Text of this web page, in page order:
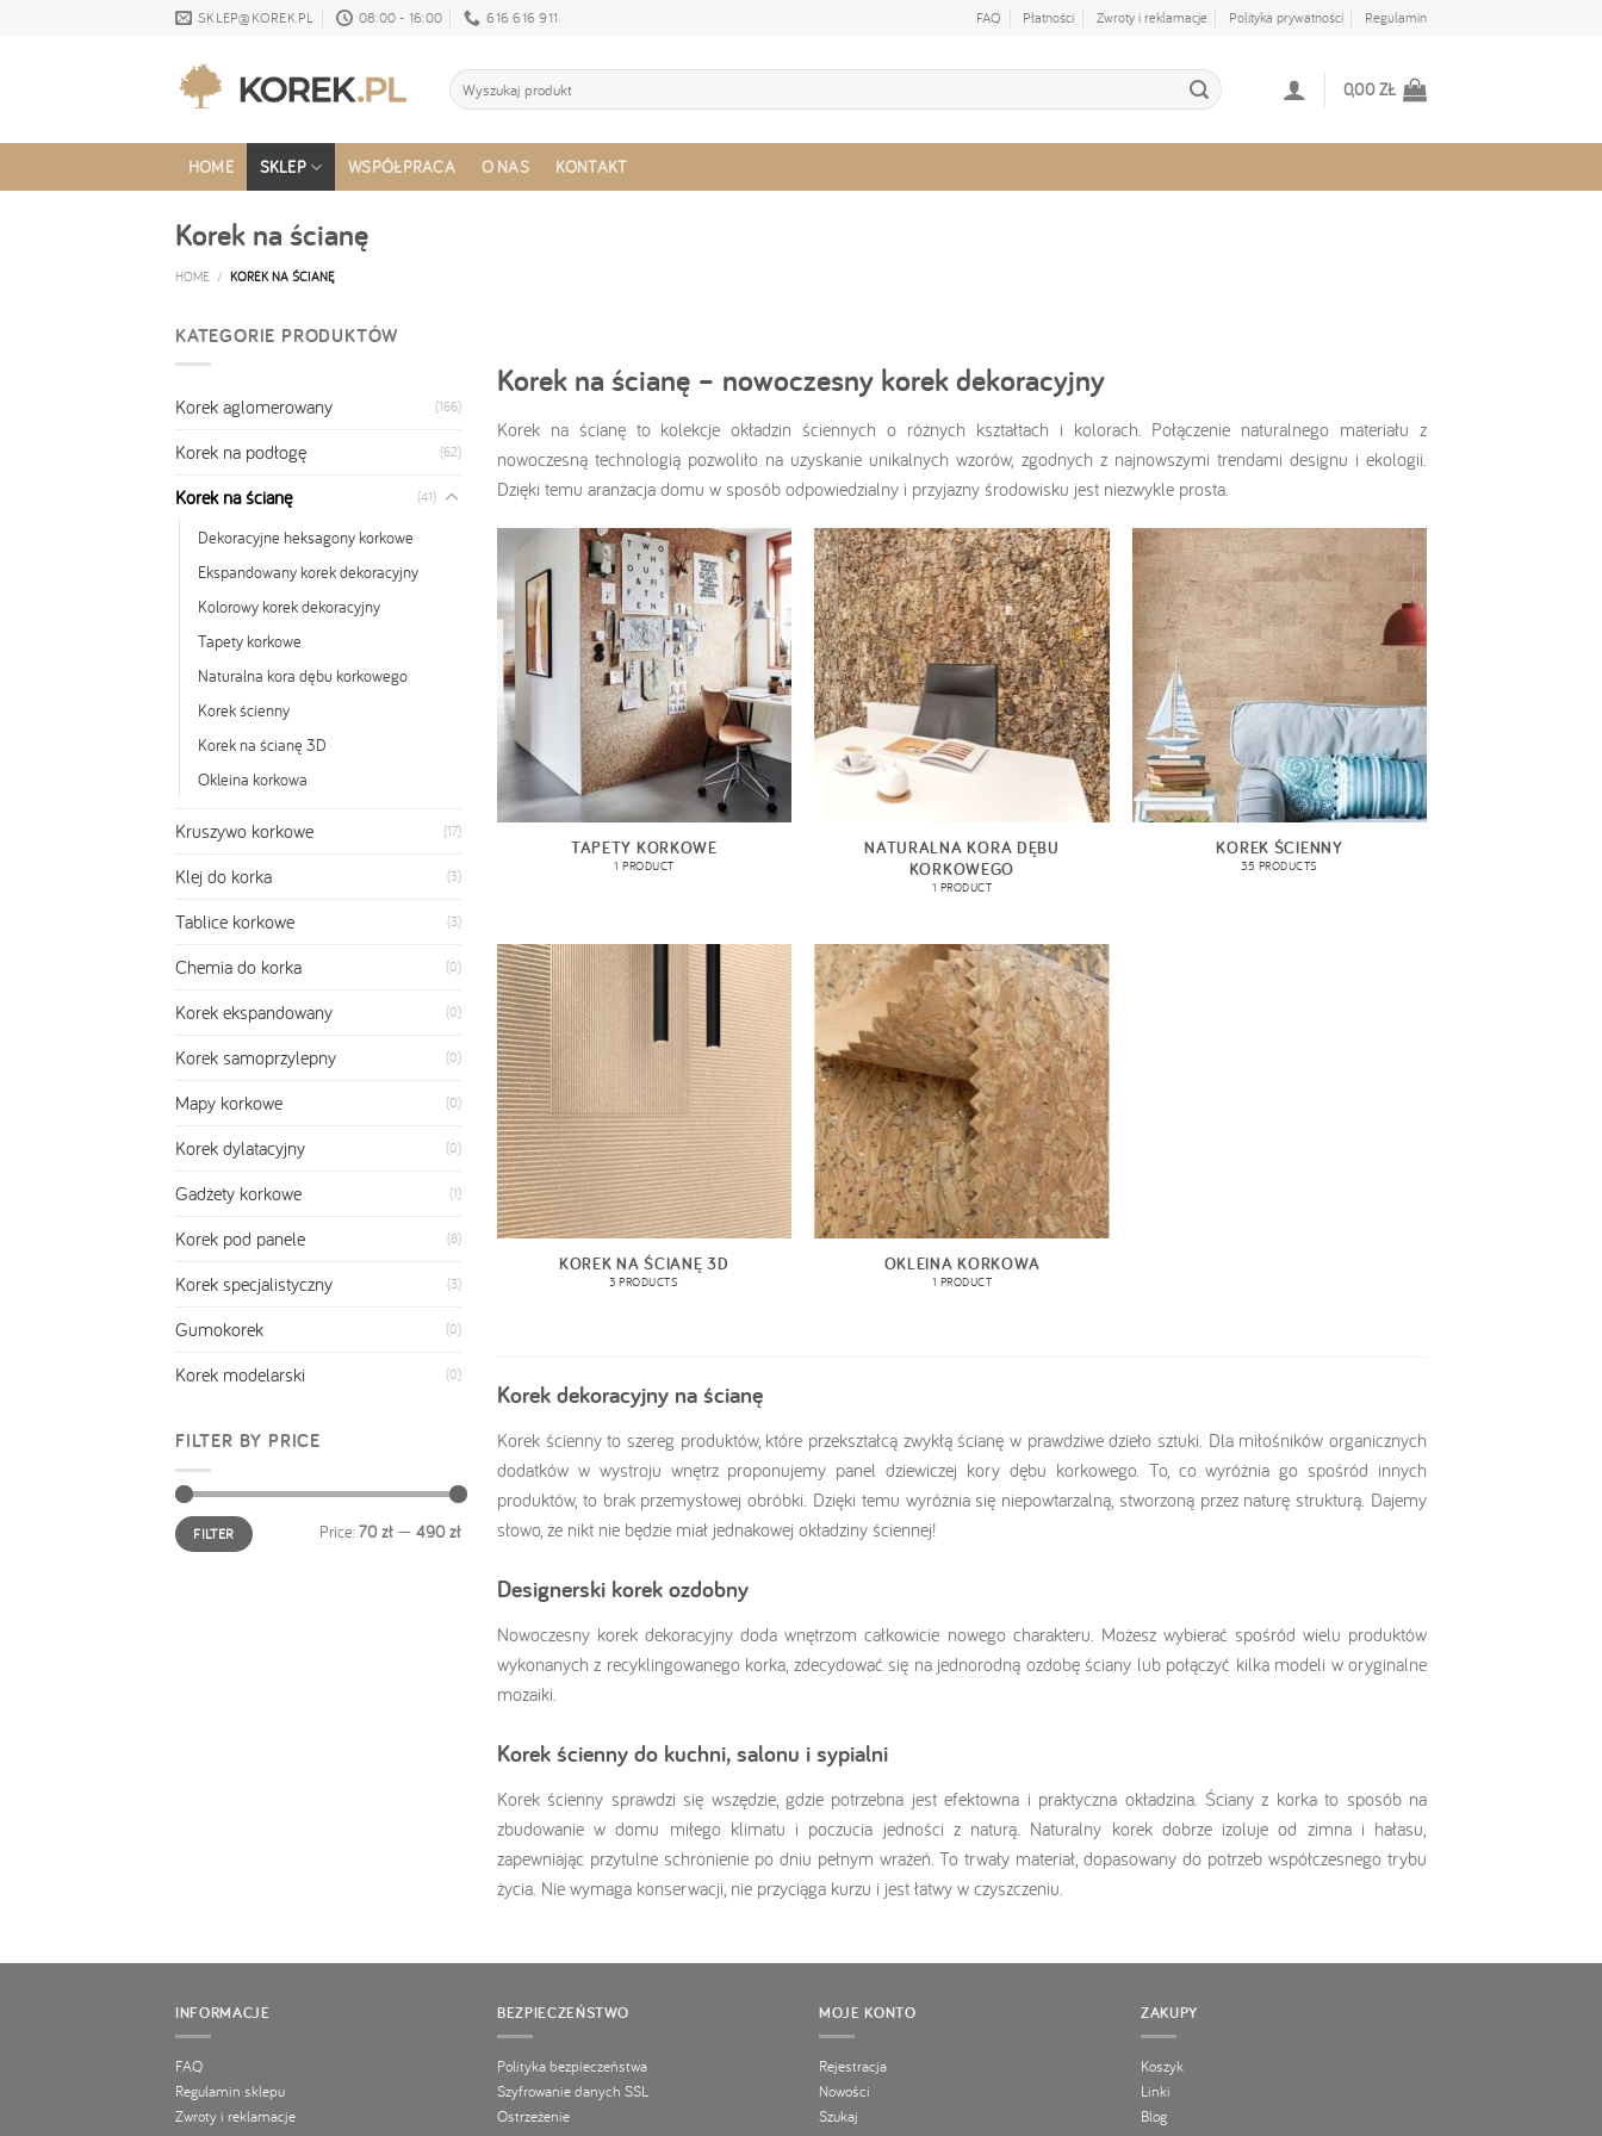
SKLEP@KOREK.PL 08:00 - 16:00 616 616 911 FAQ Płatności Zwroty i reklamacje Polityka prywatności Regulamin
Search
for:
0,00ZŁ
HOME SKLEP WSPÓŁPRACA O NAS KONTAKT
Korek na ścianę
HOME / KOREK NA ŚCIANĘ
KATEGORIE PRODUKTÓW
Korek aglomerowany (166)
Korek na podłogę (62)
Korek na ścianę (41)
Dekoracyjne heksagony korkowe
Ekspandowany korek dekoracyjny
Kolorowy korek dekoracyjny
Tapety korkowe
Naturalna kora dębu korkowego
Korek ścienny
Korek na ścianę 3D
Okleina korkowa
Kruszywo korkowe (17)
Klej do korka (3)
Tablice korkowe (3)
Chemia do korka (0)
Korek ekspandowany (0)
Korek samoprzylepny (0)
Mapy korkowe (0)
Korek dylatacyjny (0)
Gadżety korkowe (1)
Korek pod panele (8)
Korek specjalistyczny (3)
Gumokorek (0)
Korek modelarski (0)
FILTER BY PRICE
Min
price
Max
priceFILTER Price:70 zł — 490 zł
Korek na ścianę – nowoczesny korek dekoracyjny
Korek na ścianę to kolekcje okładzin ściennych o różnych kształtach i kolorach. Połączenie naturalnego materiału z
nowoczesną technologią pozwoliło na uzyskanie unikalnych wzorów, zgodnych z najnowszymi trendami designu i ekologii.
Dzięki temu aranżacja domu w sposób odpowiedzialny i przyjazny środowisku jest niezwykle prosta.
TAPETY KORKOWE
1 PRODUCT
NATURALNA KORA DĘBU
KORKOWEGO
1 PRODUCT
KOREK ŚCIENNY
35 PRODUCTS
KOREK NA ŚCIANĘ 3D
3 PRODUCTS
OKLEINA KORKOWA
1 PRODUCT
Korek dekoracyjny na ścianę
Korek ścienny to szereg produktów, które przekształcą zwykłą ścianę w prawdziwe dzieło sztuki. Dla miłośników organicznych
dodatków w wystroju wnętrz proponujemy panel dziewiczej kory dębu korkowego. To, co wyróżnia go spośród innych
produktów, to brak przemysłowej obróbki. Dzięki temu wyróżnia się niepowtarzalną, stworzoną przez naturę strukturą. Dajemy
słowo, że nikt nie będzie miał jednakowej okładziny ściennej!
Designerski korek ozdobny
Nowoczesny korek dekoracyjny doda wnętrzom całkowicie nowego charakteru. Możesz wybierać spośród wielu produktów
wykonanych z recyklingowanego korka, zdecydować się na jednorodną ozdobę ściany lub połączyć kilka modeli w oryginalne
mozaiki.
Korek ścienny do kuchni, salonu i sypialni
Korek ścienny sprawdzi się wszędzie, gdzie potrzebna jest efektowna i praktyczna okładzina. Ściany z korka to sposób na
zbudowanie w domu miłego klimatu i poczucia jedności z naturą. Naturalny korek dobrze izoluje od zimna i hałasu,
zapewniając przytulne schronienie po dniu pełnym wrażeń. To trwały materiał, dopasowany do potrzeb współczesnego trybu
życia. Nie wymaga konserwacji, nie przyciąga kurzu i jest łatwy w czyszczeniu.
INFORMACJE
FAQ
Regulamin sklepu
Zwroty i reklamacje
BEZPIECZEŃSTWO
Polityka bezpieczeństwa
Szyfrowanie danych SSL
Ostrzeżenie
MOJE KONTO
Rejestracja
Nowości
Szukaj
ZAKUPY
Koszyk
Linki
Blog